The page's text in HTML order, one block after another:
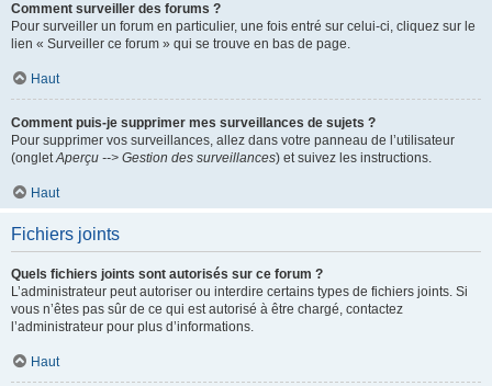
Comment surveiller des forums ?
Pour surveiller un forum en particulier, une fois entré sur celui-ci, cliquez sur le
lien « Surveiller ce forum » qui se trouve en bas de page.
Haut
Comment puis-je supprimer mes surveillances de sujets ?
Pour supprimer vos surveillances, allez dans votre panneau de l’utilisateur
(ongletAperçu --> Gestion des surveillances) et suivez les instructions.
Haut
Fichiers joints
Quels fichiers joints sont autorisés sur ce forum ?
L’administrateur peut autoriser ou interdire certains types de fichiers joints. Si
vous n’êtes pas sûr de ce qui est autorisé à être chargé, contactez
l’administrateur pour plus d’informations.
Haut